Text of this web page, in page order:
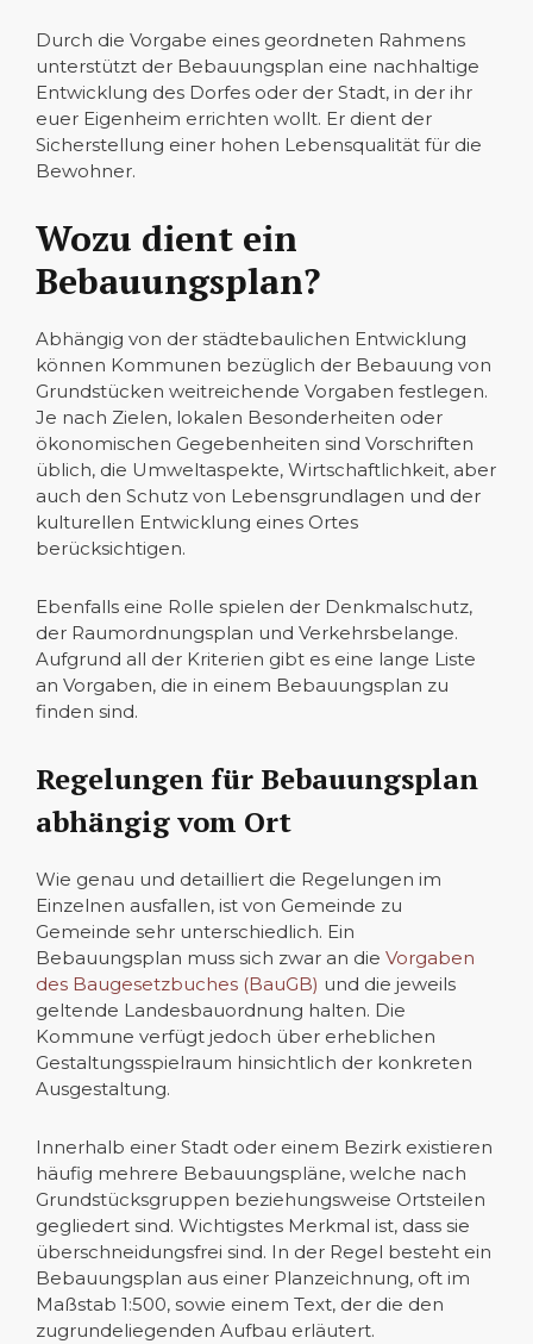
Durch die Vorgabe eines geordneten Rahmens
unterstützt der Bebauungsplan eine nachhaltige
Entwicklung des Dorfes oder der Stadt, in der ihr
euer Eigenheim errichten wollt. Er dient der
Sicherstellung einer hohen Lebensqualität für die
Bewohner.
Wozu dient ein
Bebauungsplan?
Abhängig von der städtebaulichen Entwicklung
können Kommunen bezüglich der Bebauung von
Grundstücken weitreichende Vorgaben festlegen.
Je nach Zielen, lokalen Besonderheiten oder
ökonomischen Gegebenheiten sind Vorschriften
üblich, die Umweltaspekte, Wirtschaftlichkeit, aber
auch den Schutz von Lebensgrundlagen und der
kulturellen Entwicklung eines Ortes
berücksichtigen.
Ebenfalls eine Rolle spielen der Denkmalschutz,
der Raumordnungsplan und Verkehrsbelange.
Aufgrund all der Kriterien gibt es eine lange Liste
an Vorgaben, die in einem Bebauungsplan zu
finden sind.
Regelungen für Bebauungsplan
abhängig vom Ort
Wie genau und detailliert die Regelungen im
Einzelnen ausfallen, ist von Gemeinde zu
Gemeinde sehr unterschiedlich. Ein
Bebauungsplan muss sich zwar an die Vorgaben
des Baugesetzbuches (BauGB) und die jeweils
geltende Landesbauordnung halten. Die
Kommune verfügt jedoch über erheblichen
Gestaltungsspielraum hinsichtlich der konkreten
Ausgestaltung.
Innerhalb einer Stadt oder einem Bezirk existieren
häufig mehrere Bebauungspläne, welche nach
Grundstücksgruppen beziehungsweise Ortsteilen
gegliedert sind. Wichtigstes Merkmal ist, dass sie
überschneidungsfrei sind. In der Regel besteht ein
Bebauungsplan aus einer Planzeichnung, oft im
Maßstab 1:500, sowie einem Text, der die den
zugrundeliegenden Aufbau erläutert.